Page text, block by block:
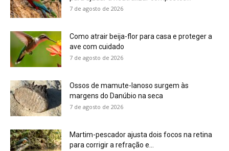
7 de agosto de 2026
Como atrair beija-flor para casa e proteger a
ave com cuidado
7 de agosto de 2026
Ossos de mamute-lanoso surgem às
margens do Danúbio na seca
7 de agosto de 2026
Martim-pescador ajusta dois focos na retina
para corrigir a refração e...